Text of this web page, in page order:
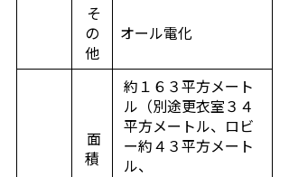
そ
の
他
オール電化
面
積
約１６３平方メート
ル（別途更衣室３４
平方メートル、ロビ
ー約４３平方メート
ル、